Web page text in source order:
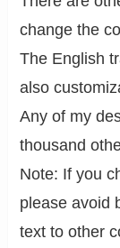
change the
The English
also
Any of my
thousand
Note: If you
please avoid
text to other